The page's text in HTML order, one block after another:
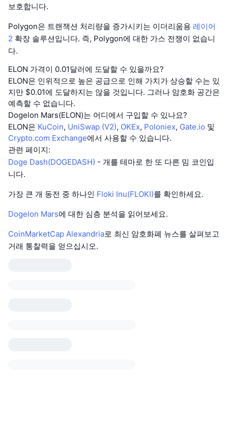
보호합니다.
Polygon은 트랜잭션 처리량을 증가시키는 이더리움용 레이어
2 확장 솔루션입니다. 즉, Polygon에 대한 가스 전쟁이 없습니
다.
ELON 가격이 0.01달러에 도달할 수 있을까요?
ELON은 인위적으로 높은 공급으로 인해 가치가 상승할 수는 있
지만 $0.01에 도달하지는 않을 것입니다. 그러나 암호화 공간은
예측할 수 없습니다.
Dogelon Mars(ELON)는 어디에서 구입할 수 있나요?
ELON은 KuCoin, UniSwap (V2), OKEx, Poloniex, Gate.io 및
Crypto.com Exchange에서 사용할 수 있습니다.
관련 페이지:
Doge Dash(DOGEDASH) - 개를 테마로 한 또 다른 밈 코인입
니다.
가장 큰 개 동전 중 하나인 Floki Inu(FLOKI)를 확인하세요.
Dogelon Mars에 대한 심층 분석을 읽어보세요.
CoinMarketCap Alexandria로 최신 암호화폐 뉴스를 살펴보고
거래 통찰력을 얻으십시오.